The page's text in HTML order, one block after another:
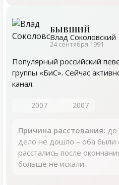
БЫВШИЙ
Влад Соколовский
24 сентября 1991
Популярный российский
группы «БиС». Сейчас
канал.
2007 2007
Причина расстования: до
дело не дошло – оба
расстались после
больше не искали.